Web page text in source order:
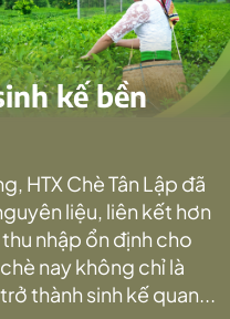
kế bền
HTX Chè Tân Lập đã
liệu, liên kết hơn
nhập ổn định cho
nay không chỉ là
thành sinh kế quan...